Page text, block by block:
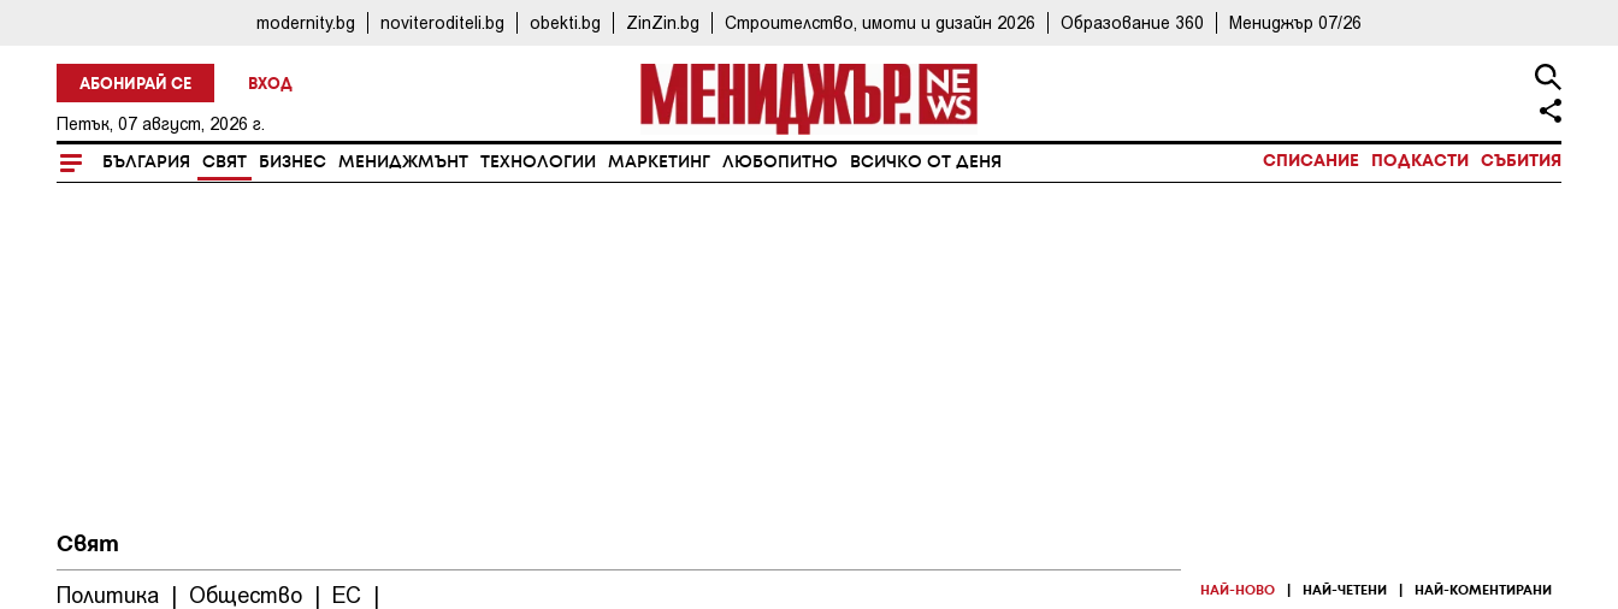
modernity.bg noviteroditeli.bg obekti.bg ZinZin.bg Строителство, имоти и дизайн 2026 Образование 360 Мениджър 07/26
АБОНИРАЙ СЕ ВХОД
Петък, 07 август, 2026 г.
БЪЛГАРИЯ СВЯТ БИЗНЕС МЕНИДЖМЪНТ ТЕХНОЛОГИИ МАРКЕТИНГ ЛЮБОПИТНО ВСИЧКО ОТ ДЕНЯ СПИСАНИЕ ПОДКАСТИ СЪБИТИЯ
Свят
Политика | Общество | ЕС | НАЙ-НОВО НАЙ-ЧЕТЕНИ НАЙ-КОМЕНТИРАНИ